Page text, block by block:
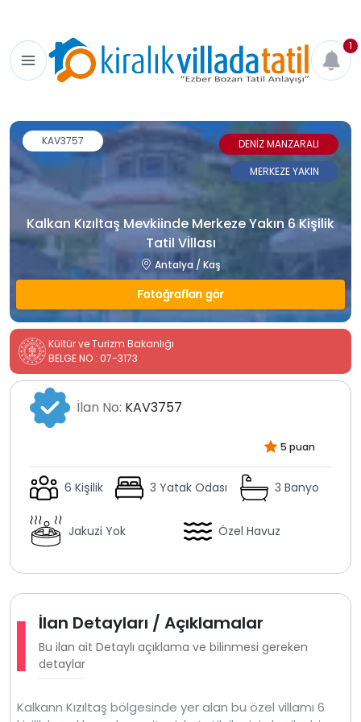
1
Kalkan Kızıltaş Mevkiinde Merkeze Yakın 6 Kişilik
Tatil Vİllası
Antalya / Kaş
Fotoğrafları gör
KAV3757
DENİZ MANZARALI
MERKEZE YAKIN
Kültür ve Turizm Bakanlığı
BELGE NO : 07-3173
İlan No: KAV3757
5 puan
6 Kişilik 3 Yatak Odası 3 Banyo
Jakuzi Yok Özel Havuz
İlan Detayları / Açıklamalar
Bu ilan ait Detaylı açıklama ve bilinmesi gereken
detaylar
Kalkann Kızıltaş bölgesinde yer alan bu özel villamı 6